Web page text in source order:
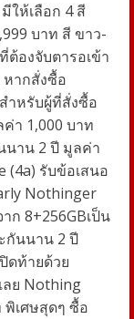
ให้เลือก 4สี
บาท สี ขาว-
ที่ต้องจับตารอเข้า
หากสั่งซื้อ
ำหรับผู้ที่สั่งซื้อ
า 1,000 บาท
นาน 2 ปี มูลค่า
(4a) รับข้อเสนอ
Nothinger
ก 8+256GBเป็น
กันนาน 2 ปี
ปิดท้ายด้วย
ลย Nothing
พิเศษสุดๆ ซื้อ